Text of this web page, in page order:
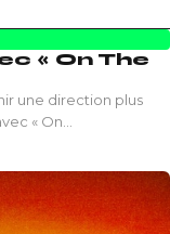
« On The
une direction plus
« On…